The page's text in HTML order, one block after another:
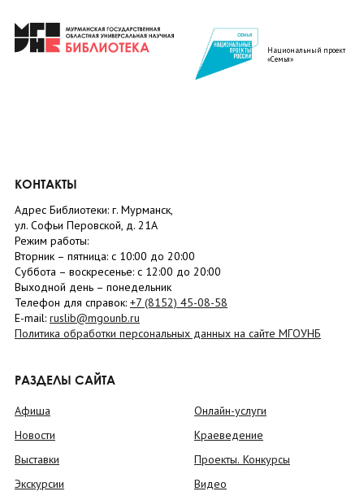
Национальный проект
«Семья»
КОНТАКТЫ
Адрес Библиотеки: г. Мурманск,
ул. Софьи Перовской, д. 21А
Режим работы:
Вторник – пятница: с 10:00 до 20:00
Суббота – воскресенье: c 12:00 до 20:00
Выходной день – понедельник
Телефон для справок: +7 (8152) 45-08-58
E-mail: ruslib@mgounb.ru
Политика обработки персональных данных на сайте МГОУНБ
РАЗДЕЛЫ САЙТА
Афиша
Новости
Выставки
Экскурсии
Онлайн-услуги
Краеведение
Проекты. Конкурсы
Видео